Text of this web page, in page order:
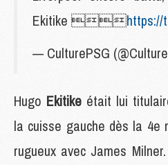
Ekitike https://
— CulturePSG
Hugo Ekitike était lui
la cuisse gauche dès la 4e
rugueux avec James